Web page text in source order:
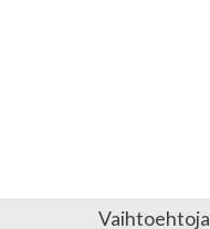
Vaihtoehtoja